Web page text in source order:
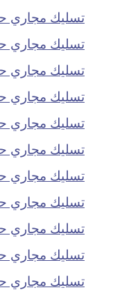
تسليك مجاري
تسليك مجاري
تسليك مجاري
تسليك مجاري
تسليك مجاري
تسليك مجاري
تسليك مجاري
تسليك مجاري
تسليك مجاري
تسليك مجاري
تسليك مجاري